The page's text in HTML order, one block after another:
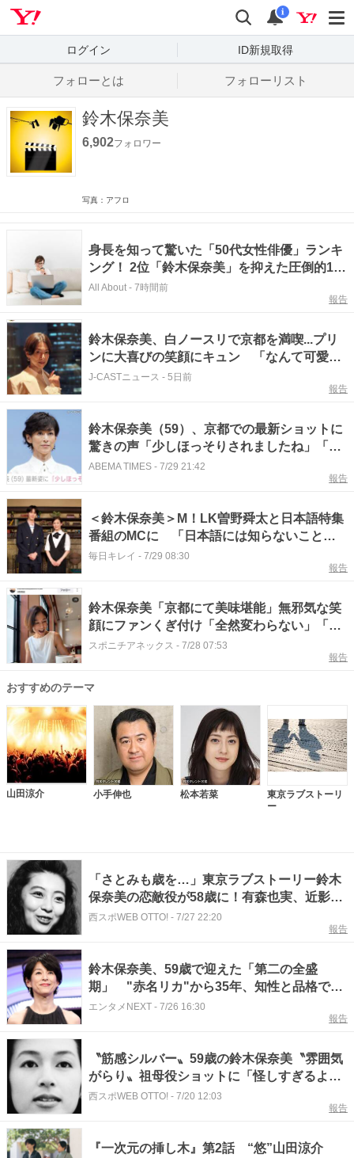
検索
通知
i
ログイン ID新規取得
フォローとは フォローリスト
鈴木保奈美
6,902フォロワー
写真：アフロ
身長を知って驚いた「50代女性俳優」ランキ
ング！ 2位「鈴木保奈美」を抑えた圧倒的1位
は？
All About - 7時間前
報告
鈴木保奈美、白ノースリで京都を満喫...プリ
ンに大喜びの笑顔にキュン 「なんて可愛い
んでしょう」
J-CASTニュース - 5日前
報告
鈴木保奈美（59）、京都での最新ショットに
驚きの声「少しほっそりされましたね」「ご
本人だったとは」
ABEMA TIMES - 7/29 21:42
報告
＜鈴木保奈美＞M！LK曽野舜太と日本語特集
番組のMCに 「日本語には知らないことが
まだたくさん」 Eテレ「大人の言葉ナビ」
毎日キレイ - 7/29 08:30
報告
鈴木保奈美「京都にて美味堪能」無邪気な笑
顔にファンくぎ付け「全然変わらない」「世
界一の笑顔」
スポニチアネックス - 7/28 07:53
報告
おすすめのテーマ
山田涼介 小手伸也 松本若菜
東京ラブストーリ
ー
「さとみも歳を…」東京ラブストーリー鈴木
保奈美の恋敵役が58歳に！有森也実、近影が
話題「久しぶりに見た」「近況が知れて嬉し
西スポWEB OTTO! - 7/27 22:20
報告
鈴木保奈美、59歳で迎えた「第二の全盛
期」 "赤名リカ"から35年、知性と品格で円
熟の境地へ
エンタメNEXT - 7/26 16:30
報告
〝筋感シルバー〟59歳の鈴木保奈美〝雰囲気
がらり〟祖母役ショットに「怪しすぎるよ
な」「オーラありすぎ」の声
西スポWEB OTTO! - 7/20 12:03
報告
『一次元の挿し木』第2話 “悠”山田涼介